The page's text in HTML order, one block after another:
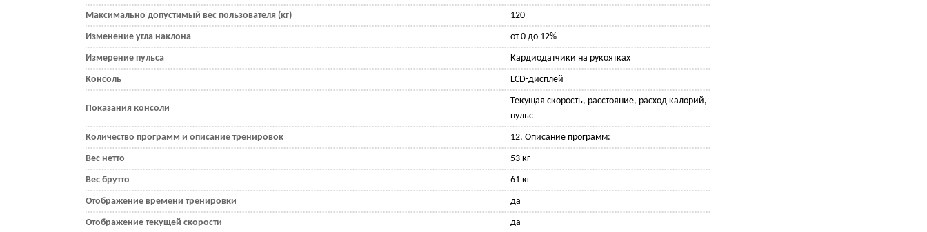
Максимально допустимый вес пользователя (кг) 120
Изменение угла наклона от 0 до 12%
Измерение пульса Кардиодатчики на рукоятках
Консоль LCD-дисплей
Показания консоли
Текущая скорость, расстояние, расход калорий,
пульс
Количество программ и описание тренировок 12, Описание программ:
Вес нетто 53 кг
Вес брутто 61 кг
Отображение времени тренировки да
Отображение текущей скорости да